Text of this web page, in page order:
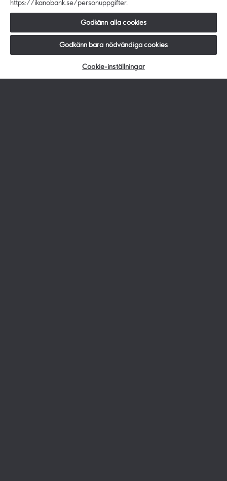
Privatlån
Kreditkort
Försäkringar
https://ikanobank.se/personuppgifter.
Godkänn alla cookies
Godkänn bara nödvändiga cookies
Cookie-inställningar